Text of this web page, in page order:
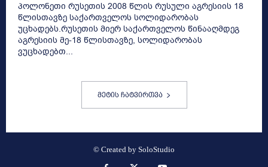
პოლონეთი რუსეთის 2008 წლის რუსული აგრესიის 18
წლისთავზე საქართველოს სოლიდარობას
უცხადებს.რუსეთის მიერ საქართველოს წინააღმდეგ
აგრესიის მე-18 წლისთავზე, სოლიდარობას
ვუცხადებთ...
მეტის ჩატვირთვა
© Created by SoloStudio